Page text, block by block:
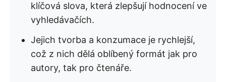
klíčová slova, která zlepšují hodnocení ve
vyhledávačích.
Jejich tvorba a konzumace je rychlejší,
což z nich dělá oblíbený formát jak pro
autory, tak pro čtenáře.